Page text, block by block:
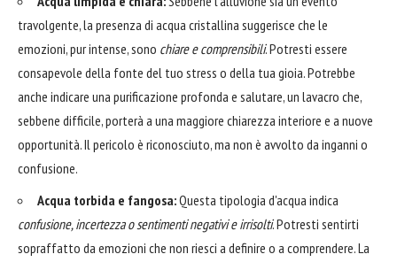
travolgente, la presenza di acqua cristallina suggerisce che le
emozioni, pur intense, sono chiare e comprensibili. Potresti essere
consapevole della fonte del tuo stress o della tua gioia. Potrebbe
anche indicare una purificazione profonda e salutare, un lavacro che,
sebbene difficile, porterà a una maggiore chiarezza interiore e a nuove
opportunità. Il pericolo è riconosciuto, ma non è avvolto da inganni o
confusione.
Acqua torbida e fangosa:Questa tipologia d'acqua indica
confusione, incertezza o sentimenti negativi e irrisolti. Potresti sentirti
sopraffatto da emozioni che non riesci a definire o a comprendere. La